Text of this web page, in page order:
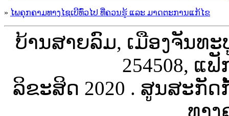
» ໄພຄຸກຄາມທາງໄຊເບີທົ່ວໄປ ທີ່ຄວນຮູ້ ແລະ ມາດຕະການແກ້ໄຂ
ບ້ານສາຍລົມ, ເມືອງຈັນທະ
254508, ແຟັ
ລິຂະສິດ 2020 . ສູນສະກັ
ທາງ